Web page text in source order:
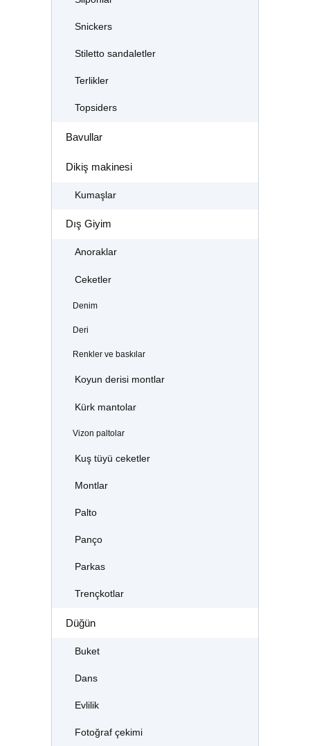
Snickers
Stiletto sandaletler
Terlikler
Topsiders
Bavullar
Dikiş makinesi
Kumaşlar
Dış Giyim
Anoraklar
Ceketler
Denim
Deri
Renkler ve baskılar
Koyun derisi montlar
Kürk mantolar
Vizon paltolar
Kuş tüyü ceketler
Montlar
Palto
Panço
Parkas
Trençkotlar
Düğün
Buket
Dans
Evlilik
Fotoğraf çekimi